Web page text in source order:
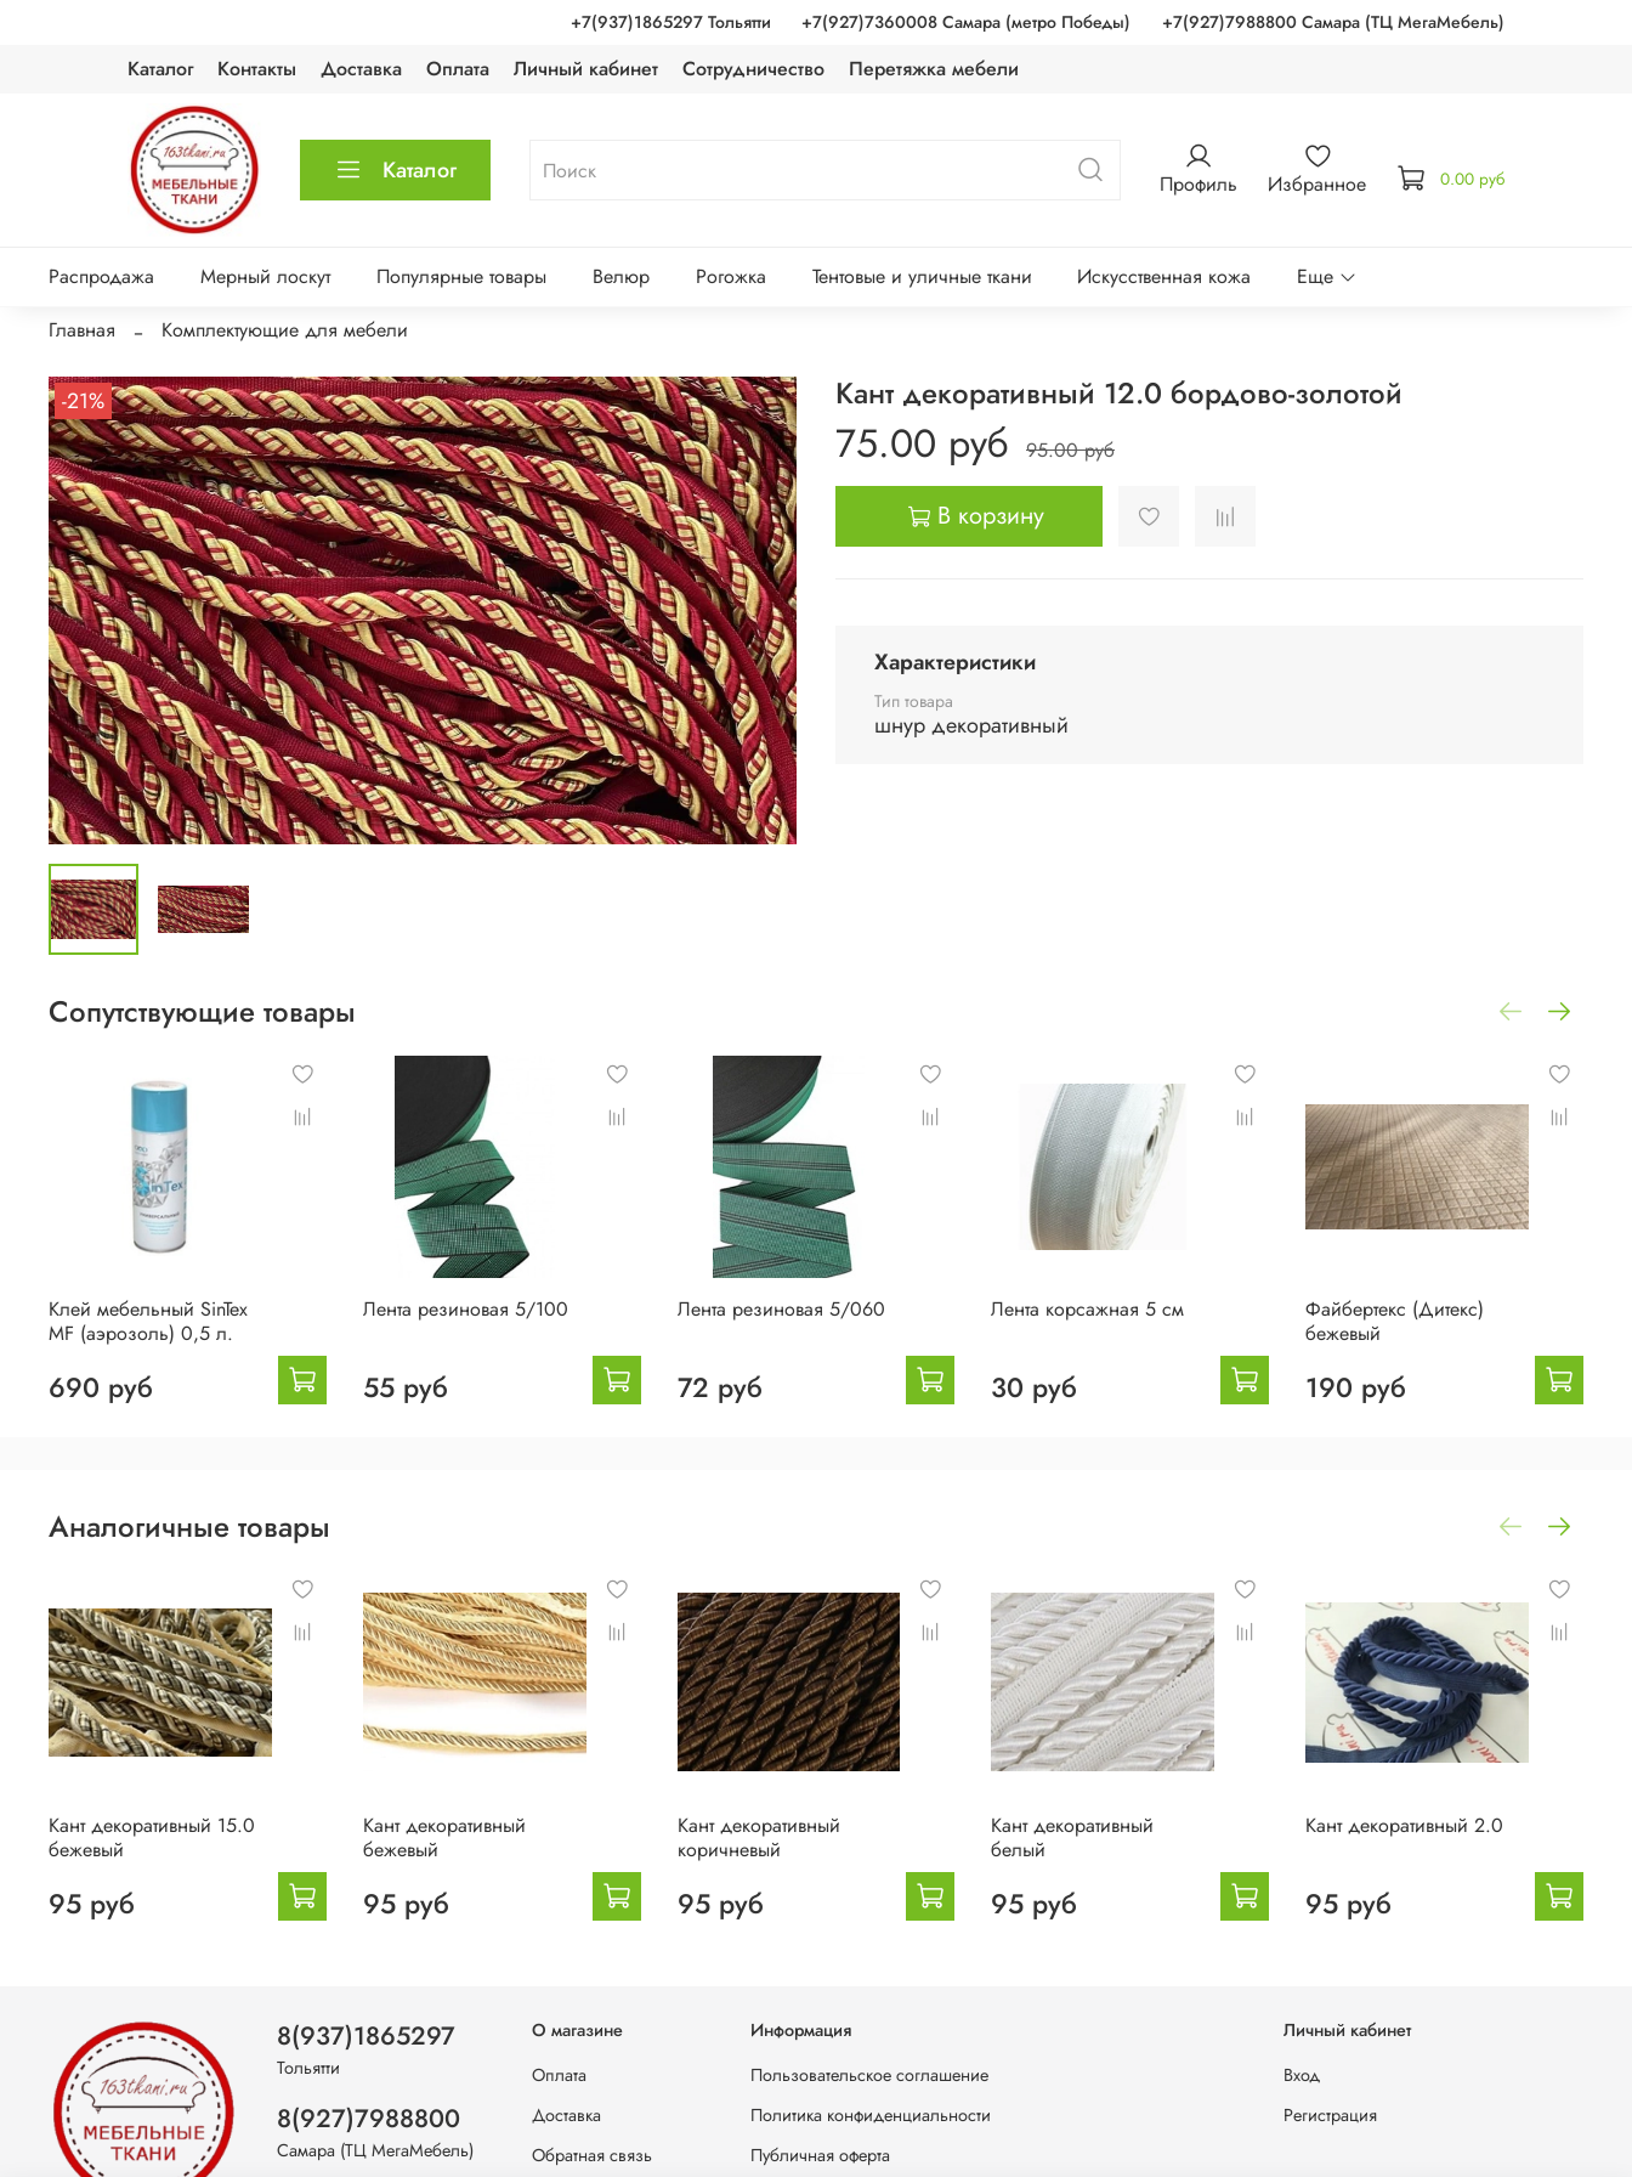
+7(937)1865297 Тольятти +7(927)7360008 Самара (метро Победы) +7(927)7988800 Самара (ТЦ МегаМебель)
Каталог Контакты Доставка Оплата Личный кабинет Сотрудничество Перетяжка мебели
Каталог Профиль Избранное 0.00 руб
Распродажа Мерный лоскут Популярные товары Велюр Рогожка Тентовые и уличные ткани Искусственная кожа
Еще
Главная
Комплектующие для мебели
-21% Кант декоративный 12.0 бордово-золотой
75.00 руб 95.00 руб
В корзину
Характеристики
Тип товара
шнур декоративный
Сопутствующие товары
Клей мебельный SinTex
MF (аэрозоль) 0,5 л.
690 руб
Лента резиновая 5/100
55 руб
Лента резиновая 5/060
72 руб
Лента корсажная 5 см
30 руб
Файбертекс (Дитекс)
бежевый
190 руб
Аналогичные товары
Кант декоративный 15.0
бежевый
95 руб
Кант декоративный
бежевый
95 руб
Кант декоративный
коричневый
95 руб
Кант декоративный
белый
95 руб
Кант декоративный 2.0
95 руб
О магазине
Оплата
Доставка
Обратная связь
Информация
Пользовательское соглашение
Политика конфиденциальности
Публичная оферта
Личный кабинет
Вход
Регистрация
8(937)1865297
Тольятти
8(927)7988800
Самара (ТЦ МегаМебель)